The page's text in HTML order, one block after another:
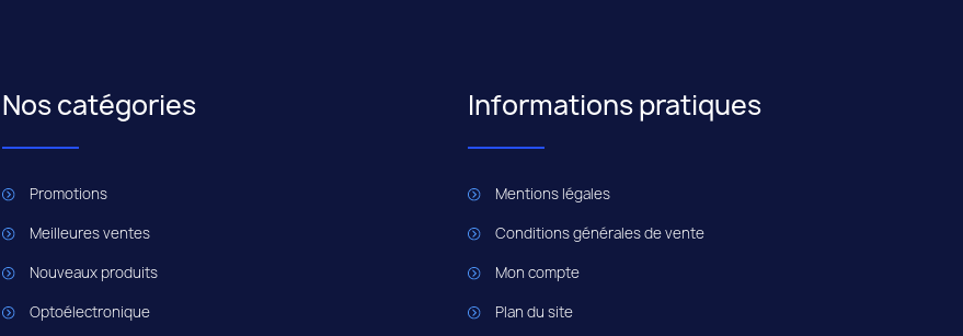
Nos catégories
Promotions
Meilleures ventes
Nouveaux produits
Optoélectronique
Informations pratiques
Mentions légales
Conditions générales de vente
Mon compte
Plan du site